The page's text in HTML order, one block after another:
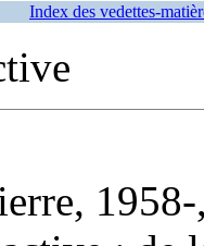
Index des vedettes-